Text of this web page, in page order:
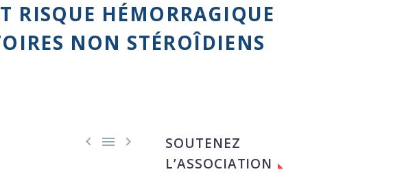
RISQUE HÉMORRAGIQUE
NON STÉROÎDIENS
  
SOUTENEZ
L’ASSOCIATION